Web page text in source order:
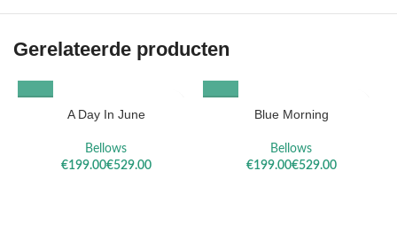
Gerelateerde producten
A Day In June
Bellows
€
€
Blue Morning
Bellows
€
€